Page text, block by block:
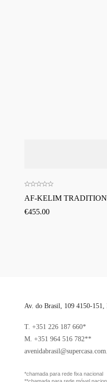
AF-KELIM
€455.00
Av. do Brasil, 109 4150-151,
T. +351 226 187 660*
M. +351 964 516 782**
*chamada para rede fixa nacional